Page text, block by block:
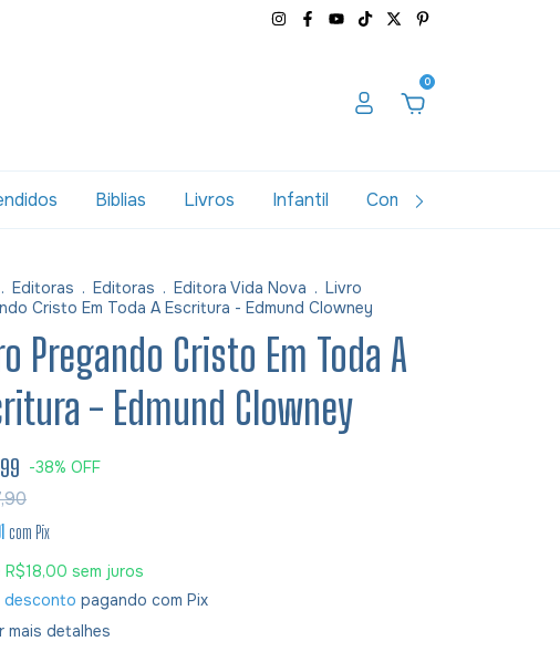
0
Biblias Livros Infantil Combos
. Editoras . Editoras . Editora Vida Nova . Livro
Cristo Em Toda A Escritura - Edmund Clowney
Pregando Cristo Em Toda A
- Edmund Clowney
-38% OFF
com Pix
R$18,00 sem juros
desconto pagando com Pix
mais detalhes